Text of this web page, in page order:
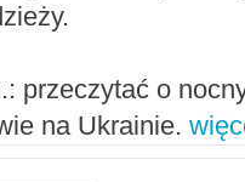
przeczytać o
na Ukrainie.